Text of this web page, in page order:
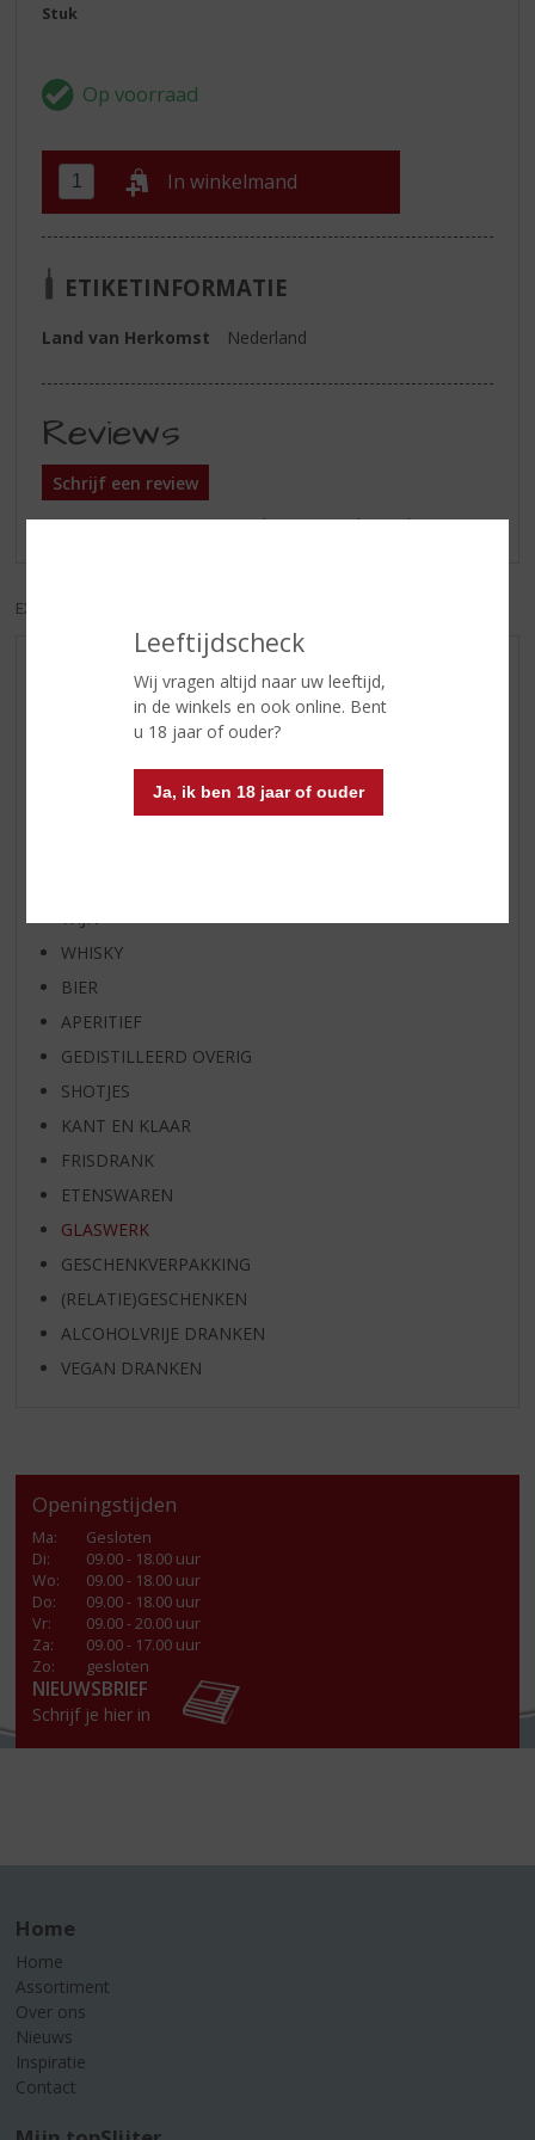
Leeftijdscheck
Wij vragen altijd naar uw leeftijd,
in de winkels en ook online. Bent
u 18 jaar of ouder?
Ja, ik ben 18 jaar of ouder
Stuk
In winkelmand
ETIKETINFORMATIE
Land van Herkomst Nederland
Reviews
Schrijf een review
Er zijn nog geen reviews geplaatst voor dit product
EXCL. BTW
AANBIEDINGEN
WIJN VAN DE MAAND
WHISKY VAN DE MAAND
BIER VAN DE MAAND
WIJN
WHISKY
BIER
APERITIEF
GEDISTILLEERD OVERIG
SHOTJES
KANT EN KLAAR
FRISDRANK
ETENSWAREN
GLASWERK
GESCHENKVERPAKKING
(RELATIE)GESCHENKEN
ALCOHOLVRIJE DRANKEN
VEGAN DRANKEN
Openingstijden
Ma:
Gesloten
Di:
09.00 - 18.00 uur
Wo:
09.00 - 18.00 uur
Do:
09.00 - 18.00 uur
Vr:
09.00 - 20.00 uur
Za:
09.00 - 17.00 uur
Zo:
gesloten
NIEUWSBRIEF
Schrijf je hier in
Home
Home
Assortiment
Over ons
Nieuws
Inspiratie
Contact